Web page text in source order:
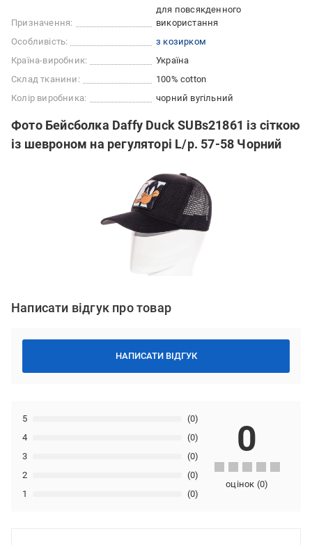
Призначення:
для повсякденного
використання
Особливість:
з козирком
Країна-виробник:
Україна
Склад тканини:
100% cotton
Колір виробника:
чорний вугільний
Фото Бейсболка Daffy Duck SUBs21861 із сіткою
із шевроном на регуляторі L/р. 57-58 Чорний
Написати відгук про товар
НАПИСАТИ ВІДГУК
1 (0)
2 (0)
3 (0)
4 (0)
5 (0)
0
оцінок (0)